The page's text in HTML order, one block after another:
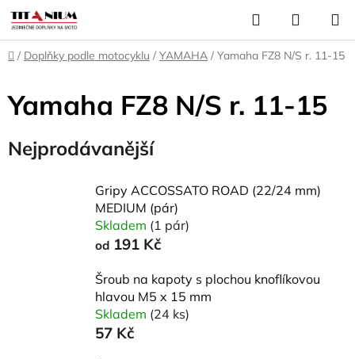
Přejít
na
obsah
Hledat
KOŠÍK
Domů
/ Doplňky podle motocyklu / YAMAHA / Yamaha FZ8 N/S r. 11-15
Yamaha FZ8 N/S r. 11-15
Nejprodávanější
Gripy ACCOSSATO ROAD (22/24 mm)
MEDIUM (pár)
Skladem (1 pár)
od 191 Kč
Šroub na kapoty s plochou knoflíkovou
hlavou M5 x 15 mm
Skladem (24 ks)
57 Kč